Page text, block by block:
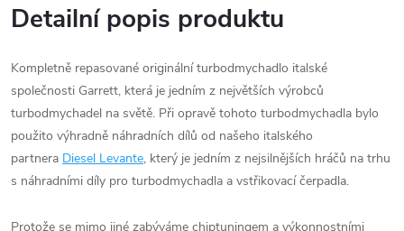
Detailní popis produktu
Kompletně repasované originální turbodmychadlo italské
společnosti Garrett, která je jedním z největších výrobců
turbodmychadel na světě. Při opravě tohoto turbodmychadla bylo
použito výhradně náhradních dílů od našeho italského
partnera Diesel Levante, který je jedním z nejsilnějších hráčů na trhu
s náhradními díly pro turbodmychadla a vstřikovací čerpadla.
Protože se mimo jiné zabýváme chiptuningem a výkonnostními